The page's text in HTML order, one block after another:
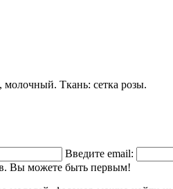
Ткань: сетка розы.
Введите email:
Вы можете быть первым!